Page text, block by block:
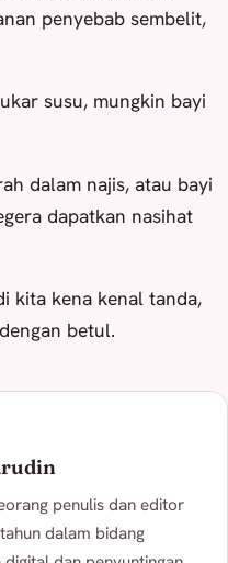
penyebab sembelit,
susu, mungkin bayi
dalam najis, atau bayi
dapatkan nasihat
kita kena kenal tanda,
betul.
penulis dan editor
dalam bidang